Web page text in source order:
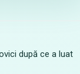
după ce a luat